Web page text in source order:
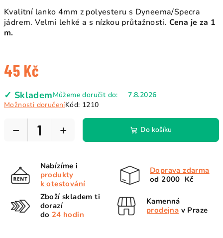
Kvalitní lanko 4mm z polyesteru s Dyneema/Specra
jádrem. Velmi lehké a s nízkou průtažnosti. Cena je za 1
m.
45 Kč
cena:
✓ SklademMůžeme doručit do:
7.8.2026
Možnosti doručeníKód: 1210
+
− Do košíku
Nabízíme i
produkty
k otestování
Doprava zdarma
od 2000 Kč
Zboží skladem ti
dorazí
do 24 hodin
Kamenná
prodejna v Praze